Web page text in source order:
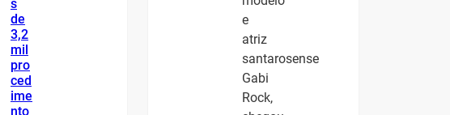
s
de
3,2
mil
pro
ced
ime
nto
e
atriz
santarosense
Gabi
Rock,